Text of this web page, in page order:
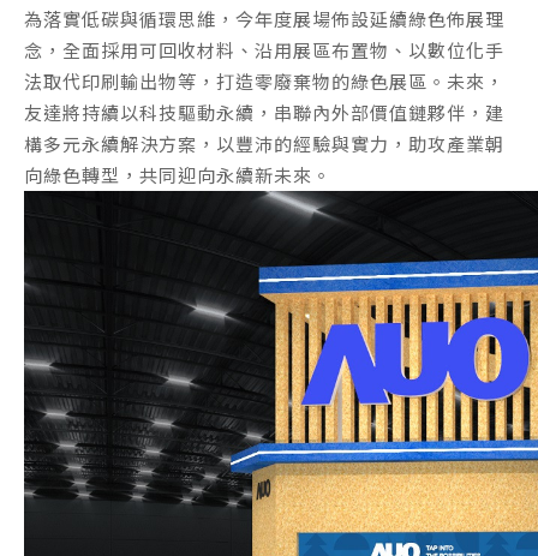
為落實低碳與循環思維，今年度展場佈設延續綠色佈展理
念，全面採用可回收材料、沿用展區布置物、以數位化手
法取代印刷輸出物等，打造零廢棄物的綠色展區。未來，
友達將持續以科技驅動永續，串聯內外部價值鏈夥伴，建
構多元永續解決方案，以豐沛的經驗與實力，助攻產業朝
向綠色轉型，共同迎向永續新未來。